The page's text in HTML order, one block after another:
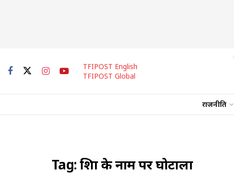
TFIPOST English
TFIPOST Global
राजनीति
Tag:शिक्षा के नाम पर घोटाला